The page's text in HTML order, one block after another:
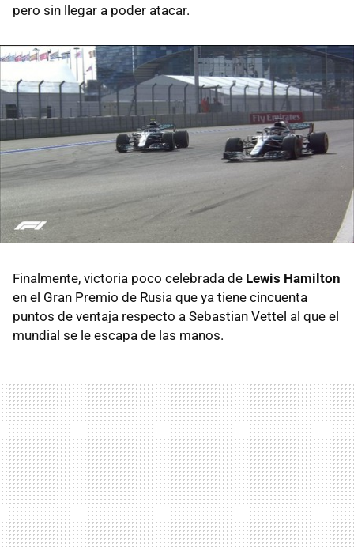
pero sin llegar a poder atacar.
Finalmente, victoria poco celebrada de Lewis Hamilton
en el Gran Premio de Rusia que ya tiene cincuenta
puntos de ventaja respecto a Sebastian Vettel al que el
mundial se le escapa de las manos.